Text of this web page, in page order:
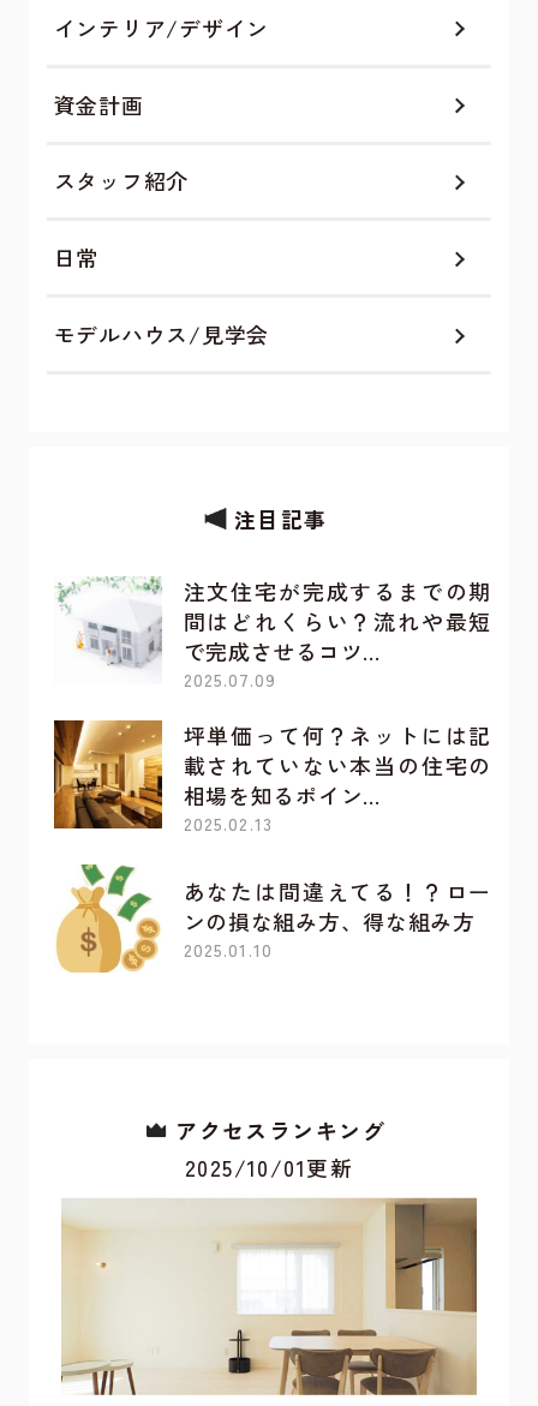
インテリア/デザイン
資金計画
スタッフ紹介
日常
モデルハウス/見学会
注目記事
注文住宅が完成するまでの期
間はどれくらい？流れや最短
で完成させるコツ…
2025.07.09
坪単価って何？ネットには記
載されていない本当の住宅の
相場を知るポイン…
2025.02.13
あなたは間違えてる！？ロー
ンの損な組み方、得な組み方
2025.01.10
アクセスランキング
2025/10/01更新